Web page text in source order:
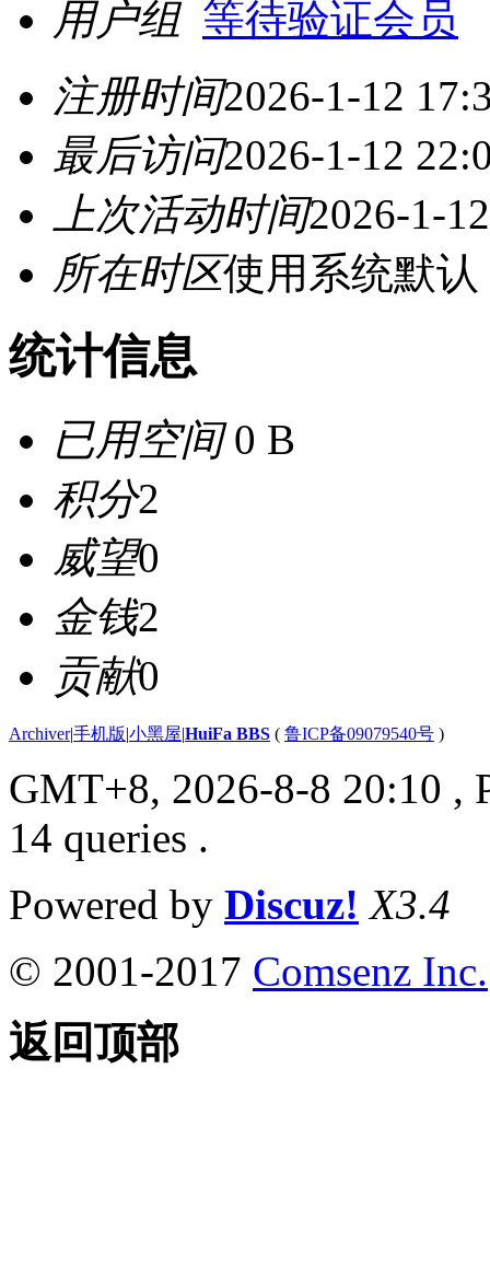
用户组 等待验证会员
注册时间2026-1-12
最后访问2026-1-12
上次活动时间2026-1-
所在时区使用系统默认
统计信息
已用空间0 B
积分2
威望0
金钱2
贡献0
Archiver|手机版|小黑屋|HuiFa BBS ( 鲁ICP备09079540号 )
GMT+8, 2026-8-8 20:10 ,
14 queries .
Powered by Discuz! X3.4
© 2001-2017 Comsenz Inc.
返回顶部